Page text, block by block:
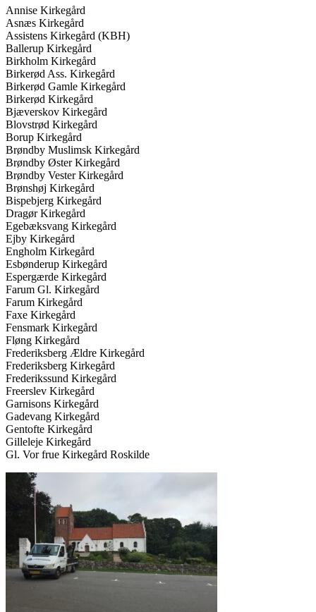
Annise Kirkegård
Asnæs Kirkegård
Assistens Kirkegård (KBH)
Ballerup Kirkegård
Birkholm Kirkegård
Birkerød Ass. Kirkegård
Birkerød Gamle Kirkegård
Birkerød Kirkegård
Bjæverskov Kirkegård
Blovstrød Kirkegård
Borup Kirkegård
Brøndby Muslimsk Kirkegård
Brøndby Øster Kirkegård
Brøndby Vester Kirkegård
Brønshøj Kirkegård
Bispebjerg Kirkegård
Dragør Kirkegård
Egebæksvang Kirkegård
Ejby Kirkegård
Engholm Kirkegård
Esbønderup Kirkegård
Espergærde Kirkegård
Farum Gl. Kirkegård
Farum Kirkegård
Faxe Kirkegård
Fensmark Kirkegård
Fløng Kirkegård
Frederiksberg Ældre Kirkegård
Frederiksberg Kirkegård
Frederikssund Kirkegård
Freerslev Kirkegård
Garnisons Kirkegård
Gadevang Kirkegård
Gentofte Kirkegård
Gilleleje Kirkegård
Gl. Vor frue Kirkegård Roskilde